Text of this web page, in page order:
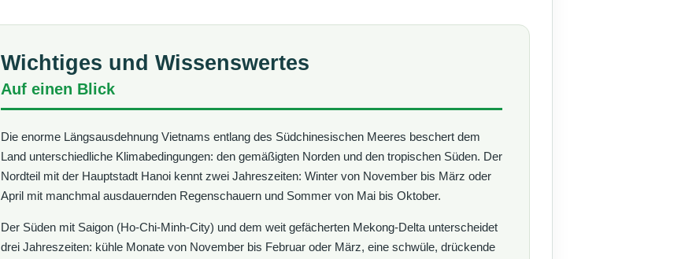
Wichtiges und Wissenswertes
Auf einen Blick
Die enorme Längsausdehnung Vietnams entlang des Südchinesischen Meeres beschert dem
Land unterschiedliche Klimabedingungen: den gemäßigten Norden und den tropischen Süden. Der
Nordteil mit der Hauptstadt Hanoi kennt zwei Jahreszeiten: Winter von November bis März oder
April mit manchmal ausdauernden Regenschauern und Sommer von Mai bis Oktober.
Der Süden mit Saigon (Ho-Chi-Minh-City) und dem weit gefächerten Mekong-Delta unterscheidet
drei Jahreszeiten: kühle Monate von November bis Februar oder März, eine schwüle, drückende